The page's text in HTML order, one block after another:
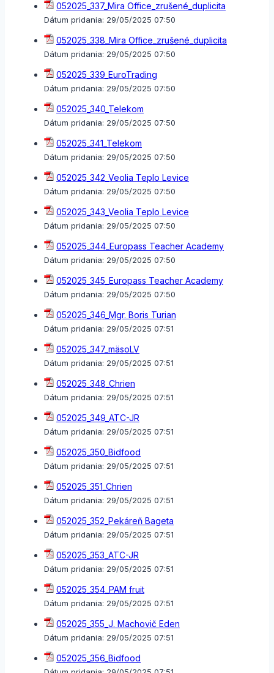
052025_337_Mira Office_zrušené_duplicita
Dátum pridania: 29/05/2025 07:50
052025_338_Mira Office_zrušené_duplicita
Dátum pridania: 29/05/2025 07:50
052025_339_EuroTrading
Dátum pridania: 29/05/2025 07:50
052025_340_Telekom
Dátum pridania: 29/05/2025 07:50
052025_341_Telekom
Dátum pridania: 29/05/2025 07:50
052025_342_Veolia Teplo Levice
Dátum pridania: 29/05/2025 07:50
052025_343_Veolia Teplo Levice
Dátum pridania: 29/05/2025 07:50
052025_344_Europass Teacher Academy
Dátum pridania: 29/05/2025 07:50
052025_345_Europass Teacher Academy
Dátum pridania: 29/05/2025 07:50
052025_346_Mgr. Boris Turian
Dátum pridania: 29/05/2025 07:51
052025_347_mäsoLV
Dátum pridania: 29/05/2025 07:51
052025_348_Chrien
Dátum pridania: 29/05/2025 07:51
052025_349_ATC-JR
Dátum pridania: 29/05/2025 07:51
052025_350_Bidfood
Dátum pridania: 29/05/2025 07:51
052025_351_Chrien
Dátum pridania: 29/05/2025 07:51
052025_352_Pekáreň Bageta
Dátum pridania: 29/05/2025 07:51
052025_353_ATC-JR
Dátum pridania: 29/05/2025 07:51
052025_354_PAM fruit
Dátum pridania: 29/05/2025 07:51
052025_355_J. Machovič Eden
Dátum pridania: 29/05/2025 07:51
052025_356_Bidfood